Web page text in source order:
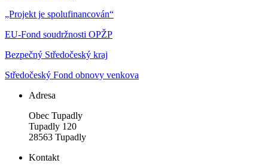
„Projekt je spolufinancován“
EU-Fond soudržnosti OPŽP
Bezpečný Středočeský kraj
Středočeský Fond obnovy venkova
Adresa
Obec Tupadly
Tupadly 120
28563 Tupadly
Kontakt